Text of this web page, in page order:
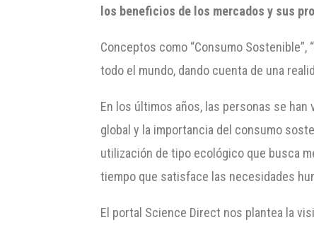
los beneficios de los mercados y sus
Conceptos como “Consumo
todo el mundo, dando cuenta de una
En los últimos años, las personas se
global y la importancia del consumo
utilización de tipo ecológico que busca
tiempo que satisface las necesidades
El portal Science Direct nos plantea la